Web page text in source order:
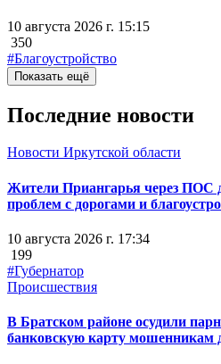
10 августа 2026 г. 15:15
350
#Благоустройство
Показать ещё
Последние новости
Новости Иркутской области
Жители Приангарья через ПОС
проблем с дорогами и
10 августа 2026 г. 17:34
199
#Губернатор
Происшествия
В Братском районе осудили
банковскую карту мошенникам